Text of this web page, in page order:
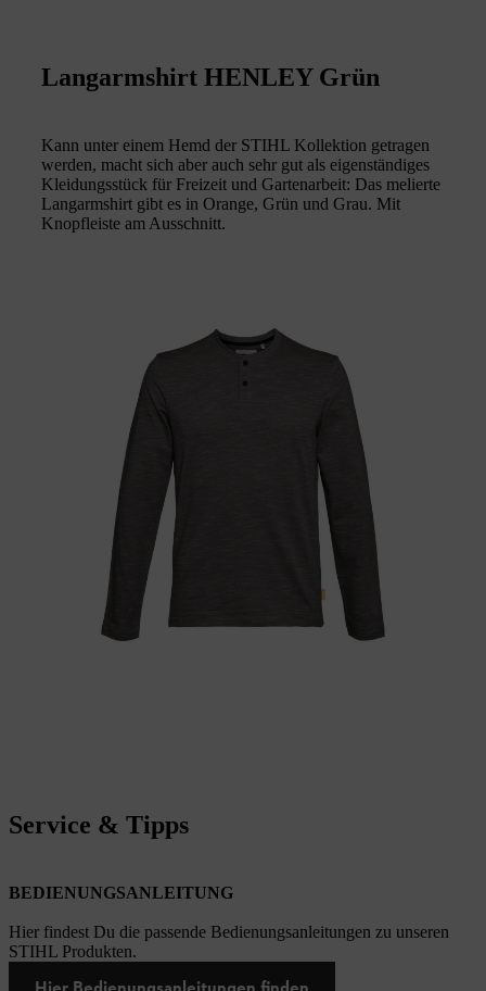
Langarmshirt HENLEY Grün
Kann unter einem Hemd der STIHL Kollektion getragen
werden, macht sich aber auch sehr gut als eigenständiges
Kleidungsstück für Freizeit und Gartenarbeit: Das melierte
Langarmshirt gibt es in Orange, Grün und Grau. Mit
Knopfleiste am Ausschnitt.
Service & Tipps
BEDIENUNGSANLEITUNG
Hier findest Du die passende Bedienungsanleitungen zu unseren
STIHL Produkten.